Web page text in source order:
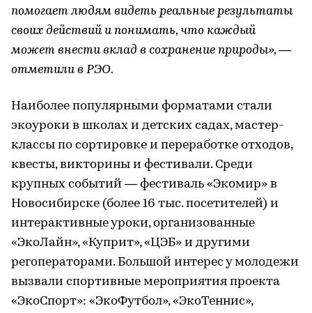
помогает людям видеть реальные результаты
своих действий и понимать, что каждый
может внести вклад в сохранение природы», —
отметили в РЭО.
Наиболее популярными форматами стали
экоуроки в школах и детских садах, мастер-
классы по сортировке и переработке отходов,
квесты, викторины и фестивали. Среди
крупных событий — фестиваль «Экомир» в
Новосибирске (более 16 тыс. посетителей) и
интерактивные уроки, организованные
«ЭкоЛайн», «Куприт», «ЦЭБ» и другими
регоператорами. Большой интерес у молодежи
вызвали спортивные мероприятия проекта
«ЭкоСпорт»: «ЭкоФутбол», «ЭкоТеннис»,